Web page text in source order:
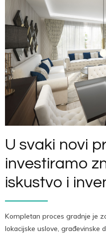
U svaki novi
investiramo
iskustvo i
Kompletan proces gradnje je
lokacijske uslove, građevinske